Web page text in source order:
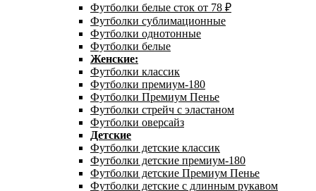
Футболки белые сток от 78 ₽
Футболки сублимационные
Футболки однотонные
Футболки белые
Женские:
Футболки классик
Футболки премиум-180
Футболки Премиум Пенье
Футболки стрейч с эластаном
Футболки оверсайз
Детские
Футболки детские классик
Футболки детские премиум-180
Футболки детские Премиум Пенье
Футболки детские с длинным рукавом